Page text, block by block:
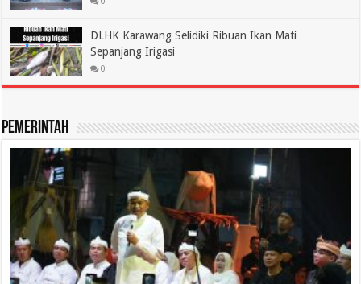
DLHK Karawang Selidiki Ribuan Ikan Mati
Sepanjang Irigasi
0
Pemerintah